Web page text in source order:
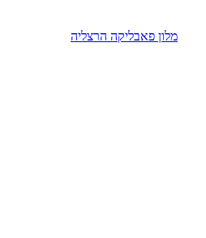
מלון פאבליקה הרצליה